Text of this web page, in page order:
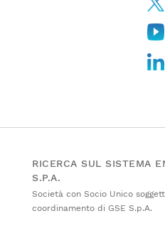
RICERCA SUL SISTEMA
S.P.A.
Società con Socio Unico
coordinamento di GSE S.p.A.